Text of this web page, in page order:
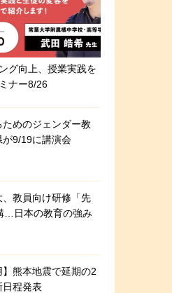
グ向上、授業実践を
ナー8/26
めのジェンダー教
が9/19に講演会
、教員向け研修「先
…日本の教育の強み
】熊本地震で延期の2
日程発表